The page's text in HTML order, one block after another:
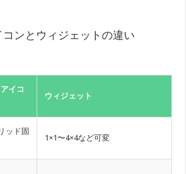
コンとウィジェットの違い
イコ
ウィジェット
ッド固
1×1〜4×4など可変